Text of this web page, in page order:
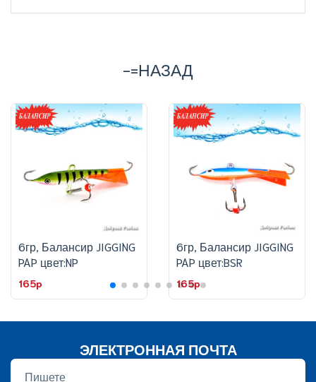
-=НАЗАД
6гр, Балансир JIGGING
PAP цвет:NP
165p
6гр, Балансир JIGGING
PAP цвет:BSR
165p
ЭЛЕКТРОННАЯ ПОЧТА